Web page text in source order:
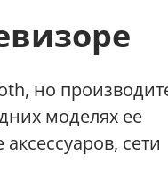
но
моделях ее
сети